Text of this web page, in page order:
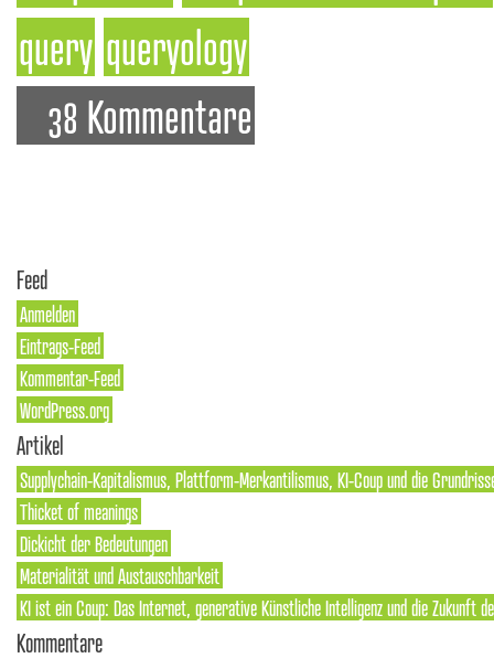
query queryology
38 Kommentare
Feed
Anmelden
Eintrags-Feed
Kommentar-Feed
WordPress.org
Artikel
Supplychain-Kapitalismus, Plattform-Merkantilismus, KI-Coup und die
Thicket of meanings
Dickicht der Bedeutungen
Materialität und Austauschbarkeit
KI ist ein Coup: Das Internet, generative Künstliche Intelligenz und die Zukunft
Kommentare